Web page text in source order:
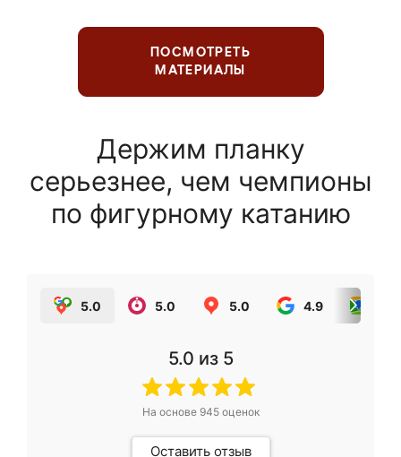
ПОСМОТРЕТЬ
МАТЕРИАЛЫ
Держим планку
серьезнее, чем чемпионы
по фигурному катанию
5.0 5.0 5.0 4.9
5.0 из 5
На основе 945оценок
Оставить отзыв